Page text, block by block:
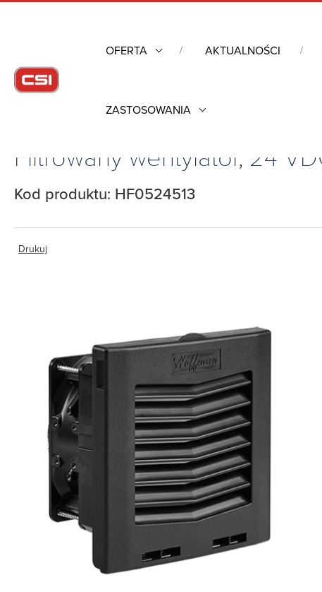
OFERTA AKTUALNOŚCI
ZASTOSOWANIA
Obudowy przemysłowe
Filtrowany wentylator, 24
Kod produktu: HF0524513
Drukuj